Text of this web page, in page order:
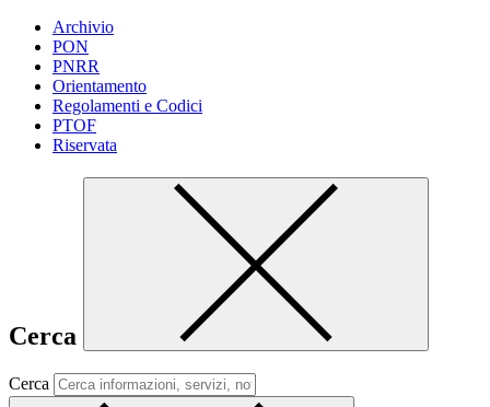
Archivio
PON
PNRR
Orientamento
Regolamenti e Codici
PTOF
Riservata
Cerca
Cerca